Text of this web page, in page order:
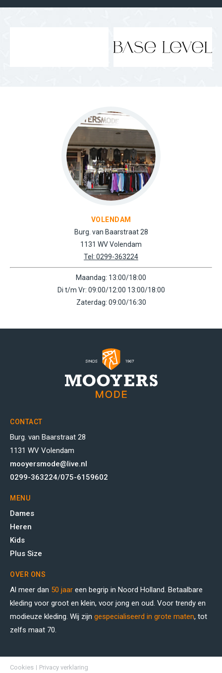
VOLENDAM
Burg. van Baarstraat 28
1131 WV Volendam
Tel: 0299-363224
Maandag: 13:00/18:00
Di t/m Vr: 09:00/12:00 13:00/18:00
Zaterdag: 09:00/16:30
CONTACT
Burg. van Baarstraat 28
1131 WV Volendam
mooyersmode@live.nl
0299-363224/075-6159602
MENU
Dames
Heren
Kids
Plus Size
OVER ONS
Al meer dan 50 jaar een begrip in Noord Holland. Betaalbare
kleding voor groot en klein, voor jong en oud. Voor trendy en
modieuze kleding. Wij zijn gespecialiseerd in grote maten, tot
zelfs maat 70.
Cookies Privacy verklaring